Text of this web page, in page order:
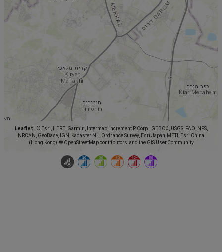
Leaflet
© Esri, HERE, Garmin, Intermap, increment P Corp., GEBCO, USGS, FAO, NPS,
NRCAN, GeoBase, IGN, Kadaster NL, Ordnance Survey, Esri Japan, METI, Esri China
(Hong Kong), © OpenStreetMap contributors, and the GIS User Community